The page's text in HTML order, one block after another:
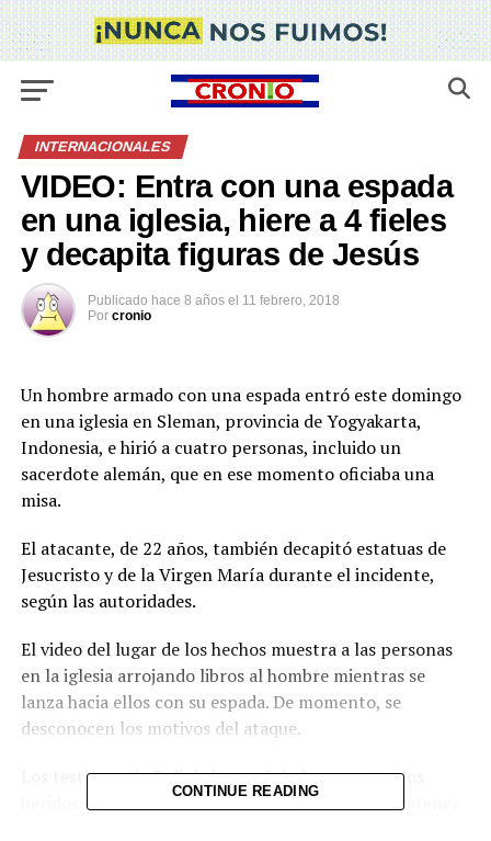
INTERNACIONALES
VIDEO: Entra con una espada
en una iglesia, hiere a 4 fieles
y decapita figuras de Jesús
Publicado hace 8 años el 11 febrero, 2018
Por cronio
Un hombre armado con una espada entró este domingo
en una iglesia en Sleman, provincia de Yogyakarta,
Indonesia, e hirió a cuatro personas, incluido un
sacerdote alemán, que en ese momento oficiaba una
misa.
El atacante, de 22 años, también decapitó estatuas de
Jesucristo y de la Virgen María durante el incidente,
según las autoridades.
El video del lugar de los hechos muestra a las personas
en la iglesia arrojando libros al hombre mientras se
lanza hacia ellos con su espada. De momento, se
desconocen los motivos del ataque.
Los testigos y la Policía han señalado que entre los
heridos figura un oficial de Policía que trató de detener
CONTINUE READING